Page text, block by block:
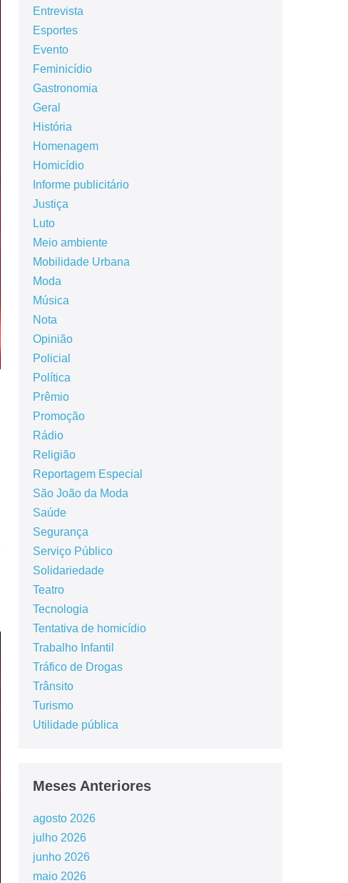
Entrevista
Esportes
Evento
Feminicídio
Gastronomia
Geral
História
Homenagem
Homicídio
Informe publicitário
Justiça
Luto
Meio ambiente
Mobilidade Urbana
Moda
Música
Nota
Opinião
Policial
Política
Prêmio
Promoção
Rádio
Religião
Reportagem Especial
São João da Moda
Saúde
Segurança
Serviço Público
Solidariedade
Teatro
Tecnologia
Tentativa de homicídio
Trabalho Infantil
Tráfico de Drogas
Trânsito
Turismo
Utilidade pública
Meses Anteriores
agosto 2026
julho 2026
junho 2026
maio 2026